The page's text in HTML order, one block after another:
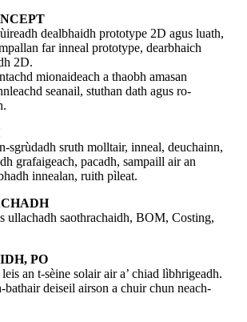
dealbhaidh prototype 2D agus luath,
far inneal prototype, dearbhaich
2D.
mionaideach a thaobh amasan
seanail, stuthan dath agus ro-
sruth molltair, inneal, deuchainn,
grafaigeach, pacadh, sampaill air an
innealan, ruith pìleat.
ullachadh saothrachaidh, BOM, Costing,
PO
an t-sèine solair air a’ chiad lìbhrigeadh.
bathair deiseil airson a chuir chun neach-